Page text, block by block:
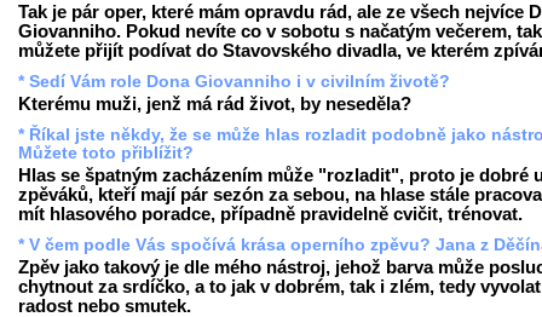
Tak je pár oper, které mám opravdu rád, ale ze všech nejvíce
Giovanniho. Pokud nevíte co v sobotu s načatým večerem,
můžete přijít podívat do Stavovského divadla, ve kterém
* Sedí Vám role Dona Giovanniho i v civilním životě?
Kterému muži, jenž má rád život, by neseděla?
* Říkal jste někdy, že se může hlas rozladit podobně jako
Můžete toto přiblížit?
Hlas se špatným zacházením může "rozladit", proto je dobré
zpěváků, kteří mají pár sezón za sebou, na hlase stále
mít hlasového poradce, případně pravidelně cvičit, trénovat.
* V čem podle Vás spočívá krása operního zpěvu? Jana z
Zpěv jako takový je dle mého nástroj, jehož barva může
chytnout za srdíčko, a to jak v dobrém, tak i zlém, tedy vyvolat
radost nebo smutek.